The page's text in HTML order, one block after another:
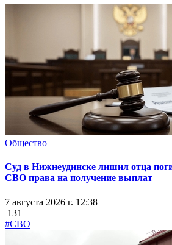
Общество
Суд в Нижнеудинске лишил отца
СВО права на получение выплат
7 августа 2026 г. 12:38
131
#СВО